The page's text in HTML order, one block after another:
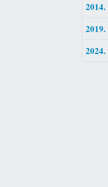
2014.
2019.
2024.